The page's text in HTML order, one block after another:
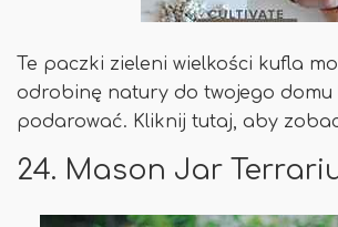
Te paczki zieleni wielkości kufla
odrobinę natury do twojego domu
podarować. Kliknij tutaj, aby
24. Mason Jar